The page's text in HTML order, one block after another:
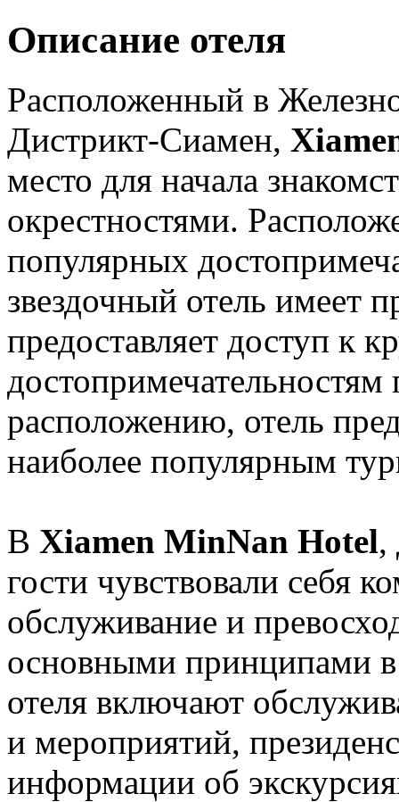
Описание отеля
Расположенный в
Дистрикт-Сиамен,
место для начала
окрестностями.
популярных
звездочный отель имеет
предоставляет доступ к
расположению, отель
наиболее популярным
В Xiamen MinNan Hotel,
гости чувствовали себя
обслуживание и
основными принципами
отеля включают
и мероприятий,
информации об